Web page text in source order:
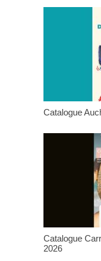
Catalogue
Catalogue
2026